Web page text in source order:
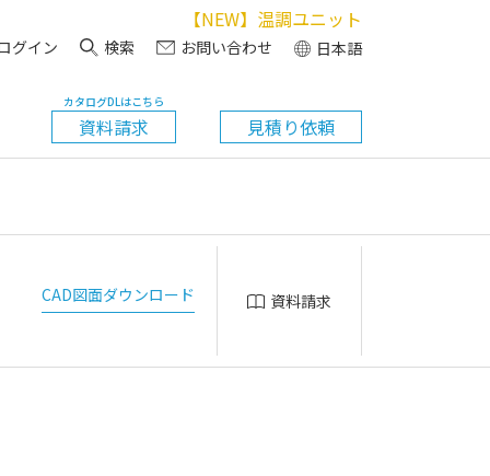
【NEW】温調ユニット
グイン 検索 お問い合わせ 日本語
資料請求
カタログDLはこちら
見積り依頼
CAD図面ダウンロード 資料請求